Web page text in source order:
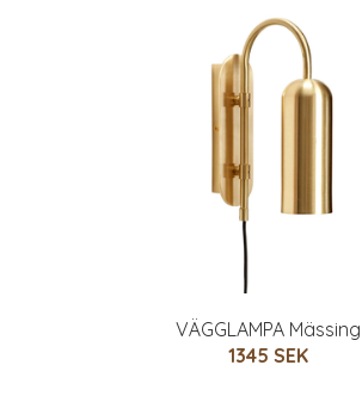
VÄGGLAMPA Mässing
1345 SEK